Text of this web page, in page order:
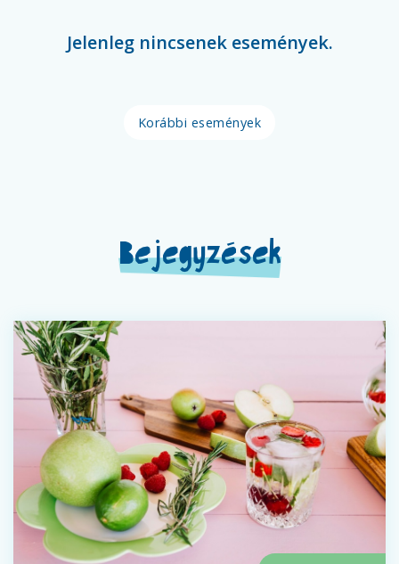
Jelenleg nincsenek események.
Korábbi események
Bejegyzések